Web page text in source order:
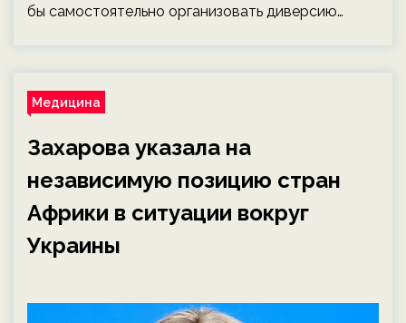
бы самостоятельно организовать диверсию…
Медицина
Захарова указала на
независимую позицию стран
Африки в ситуации вокруг
Украины